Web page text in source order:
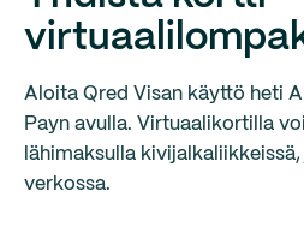
Aloita Qred Visan käyttö heti
Payn avulla. Virtuaalikortilla
lähimaksulla
verkossa.